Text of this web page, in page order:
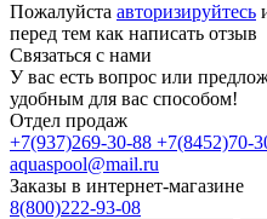
Пожалуйста авторизируйтесь
перед тем как написать отзыв
Связаться с нами
У вас есть вопрос или
удобным для вас способом!
Отдел продаж
+7(937)269-30-88 +7(8452)70-
aquaspool@mail.ru
Заказы в интернет-магазине
8(800)222-93-08